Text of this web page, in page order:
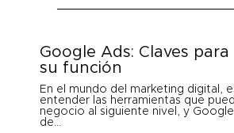
Google Ads: Claves
su función
En el mundo del marketing digital,
entender las herramientas que
negocio al siguiente nivel, y
de...